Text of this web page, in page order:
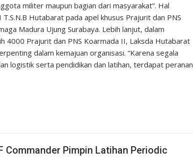
militer maupun bagian dari masyarakat”. Hal
Hutabarat pada apel khusus Prajurit dan PNS
Madura Ujung Surabaya. Lebih lanjut, dalam
4000 Prajurit dan PNS Koarmada II, Laksda Hutabarat
dalam kemajuan organisasi. “Karena segala
logistik serta pendidikan dan latihan, terdapat peranan
Commander Pimpin Latihan Periodic